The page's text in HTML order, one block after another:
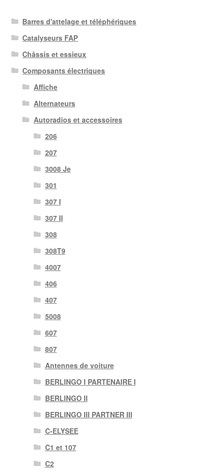
Barres d'attelage et téléphériques
Catalyseurs FAP
Châssis et essieux
Composants électriques
Affiche
Alternateurs
Autoradios et accessoires
206
207
3008 Je
301
307 I
307 II
308
308T9
4007
406
407
5008
607
807
Antennes de voiture
BERLINGO I PARTENAIRE I
BERLINGO II
BERLINGO III PARTNER III
C-ELYSEE
C1 et 107
C2